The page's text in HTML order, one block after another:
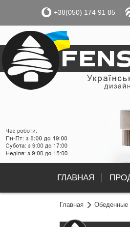
+38(050) 174 91 85
ГЛАВНАЯ
Главная Обеденные